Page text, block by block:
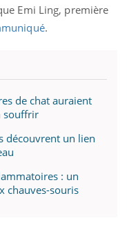
Emi Ling, première
.
de chat auraient
souffrir
découvrent un lien
: un
chauves-souris